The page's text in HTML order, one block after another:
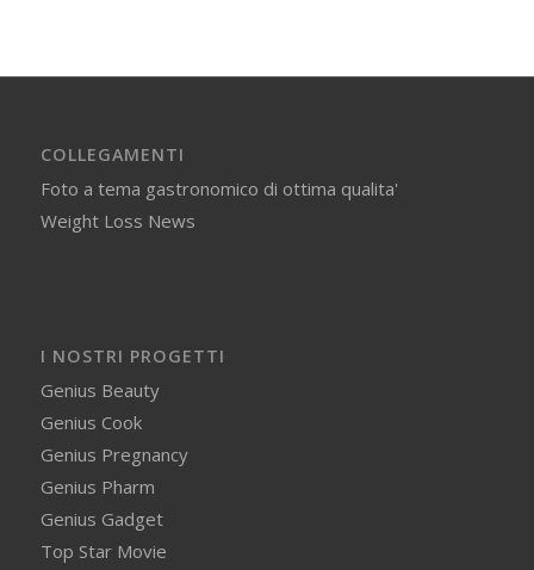
COLLEGAMENTI
Foto a tema gastronomico di ottima qualita'
Weight Loss News
I NOSTRI PROGETTI
Genius Beauty
Genius Cook
Genius Pregnancy
Genius Pharm
Genius Gadget
Top Star Movie